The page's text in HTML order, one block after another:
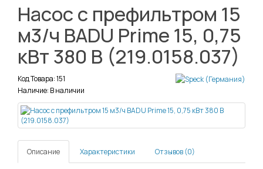
Насос с префильтром 15
м3/ч BADU Prime 15, 0,75
кВт 380 В (219.0158.037)
Код Товара: 151
Наличие: В наличии
Описание Характеристики Отзывов (0)